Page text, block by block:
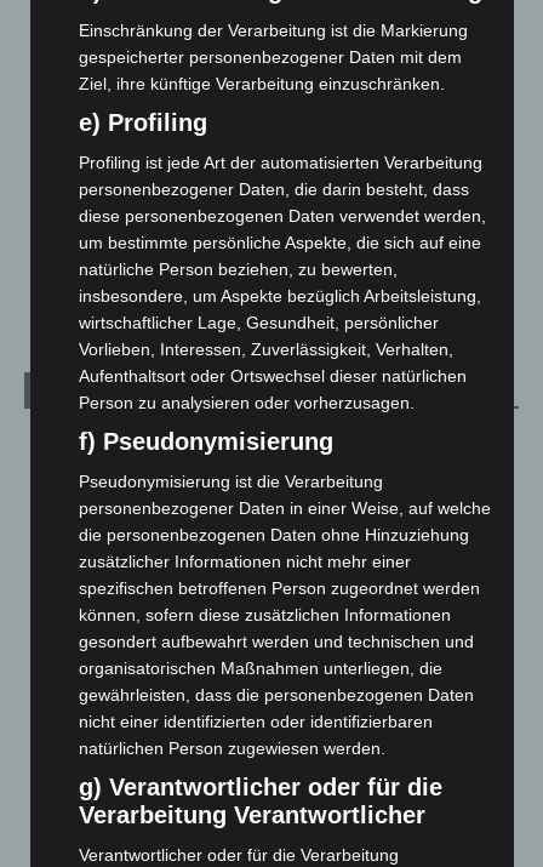
Corona-News
Hannover und Region
Langenhagen und Ortsteile
Menschen
Über uns
Veranstaltungen
1.887
1.270
Archiv
August 2026(12)
Juli 2026(73)
Juni 2026(139)
Mai 2026(99)
April 2026(99)
März 2026(115)
Februar 2026(109)
Januar 2026(122)
Dezember 2025(103)
Oktober 2025(112)
September 2025 (93)
Einschränkung der Verarbeitung ist die Markierung
gespeicherter personenbezogener Daten mit dem
Ziel, ihre künftige Verarbeitung einzuschränken.
e) Profiling
Profiling ist jede Art der automatisierten Verarbeitung
personenbezogener Daten, die darin besteht, dass
diese personenbezogenen Daten verwendet werden,
um bestimmte persönliche Aspekte, die sich auf eine
natürliche Person beziehen, zu bewerten,
insbesondere, um Aspekte bezüglich Arbeitsleistung,
wirtschaftlicher Lage, Gesundheit, persönlicher
Vorlieben, Interessen, Zuverlässigkeit, Verhalten,
Aufenthaltsort oder Ortswechsel dieser natürlichen
Person zu analysieren oder vorherzusagen.
f) Pseudonymisierung
Pseudonymisierung ist die Verarbeitung
personenbezogener Daten in einer Weise, auf welche
die personenbezogenen Daten ohne Hinzuziehung
zusätzlicher Informationen nicht mehr einer
spezifischen betroffenen Person zugeordnet werden
können, sofern diese zusätzlichen Informationen
gesondert aufbewahrt werden und technischen und
organisatorischen Maßnahmen unterliegen, die
gewährleisten, dass die personenbezogenen Daten
nicht einer identifizierten oder identifizierbaren
natürlichen Person zugewiesen werden.
g) Verantwortlicher oder für die
Verarbeitung Verantwortlicher
Verantwortlicher oder für die Verarbeitung